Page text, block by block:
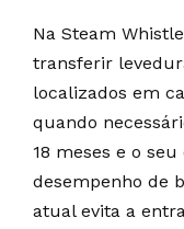
Na Steam
transferir
localizados em
quando
18 meses e o
desempenho de
atual evita a